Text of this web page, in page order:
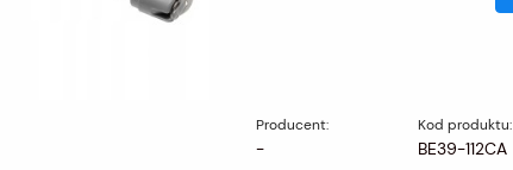
Producent:
-
Kod produktu:
BE39-112CA